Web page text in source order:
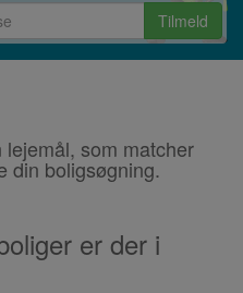
Tilmeld
som matcher
din boligsøgning.
er der i